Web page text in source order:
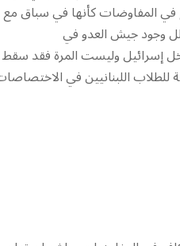
في المفاوضات كأنها في سباق مع
وجود جيش العدو في
إسرائيل وليست المرة فقد سقط
مخلفا قتلى وجرحى…. 40 منحة جامعيّة مخصّصة للطلاب اللبنانيين في